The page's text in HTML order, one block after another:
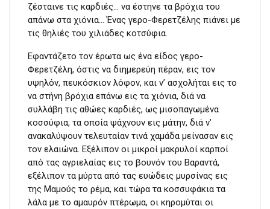
ζέσταινε τις καρδιές… να έστηνε τα βρόχια του
απάνω στα χιόνια… Ένας γερο-Φερετζέλης πιάνει με
τις θηλιές του χιλιάδες κοτσύφια.
Εφαντάζετο τον έρωτα ως ένα είδος γερο-
Φερετζέλη, όστις να διημερεύη πέραν, εις τον
υψηλόν, πευκόσκιον λόφον, και ν’ ασχολήται εις το
να στήνη βρόχια επάνω εις τα χιόνια, διά να
συλλάβη τις αθώες καρδιές, ως μισοπαγωμένα
κοσσύφια, τα οποία ψάχνουν εις μάτην, διά ν’
ανακαλύψουν τελευταίαν τινά χαμάδα μείνασαν εις
τον ελαιώνα. Εξέλιπον οι μικροί μακρυλοί καρποί
από τας αγριελαίας εις το βουνόν του Βαραντά,
εξέλιπον τα μύρτα από τας ευώδεις μυρσίνας εις
της Μαμούς το ρέμα, και τώρα τα κοσσυφάκια τα
λάλα με το αμαυρόν πτέρωμα, οι κηρομύται οι